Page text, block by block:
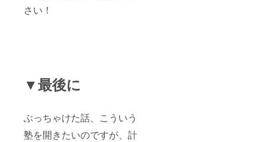
さい！
▼最後に
ぶっちゃけた話、こういう
塾を開きたいのですが、計